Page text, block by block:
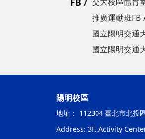
FB
推廣運動班FB
國立陽明交通
國立陽明交通
陽明校區
地址： 112304 臺北市北投
Address: 3F.,Activity